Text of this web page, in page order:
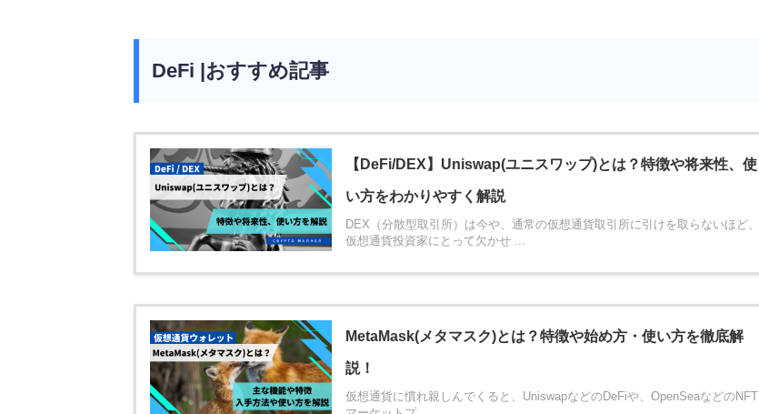
DeFi |おすすめ記事
【DeFi/DEX】Uniswap(ユニスワップ)とは？特徴や将来性、使
い方をわかりやすく解説
DEX（分散型取引所）は今や、通常の仮想通貨取引所に引けを取らないほど、
仮想通貨投資家にとって欠かせ ...
MetaMask(メタマスク)とは？特徴や始め方・使い方を徹底解
説！
仮想通貨に慣れ親しんでくると、UniswapなどのDeFiや、OpenSeaなどのNFT